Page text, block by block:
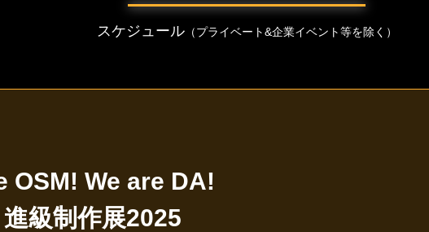
スケジュール（プライベート&企業イベント等を除く）
OSM! We are DA!
級制作展2025